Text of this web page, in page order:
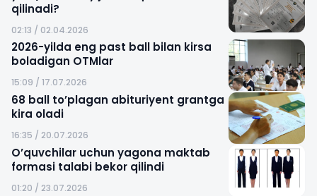
qilinadi?
02:13 / 02.04.2026
2026-yilda eng past ball bilan kirsa
boladigan OTMlar
15:09 / 17.07.2026
68 ball to’plagan abituriyent grantga
kira oladi
16:35 / 20.07.2026
O’quvchilar uchun yagona maktab
formasi talabi bekor qilindi
01:20 / 23.07.2026